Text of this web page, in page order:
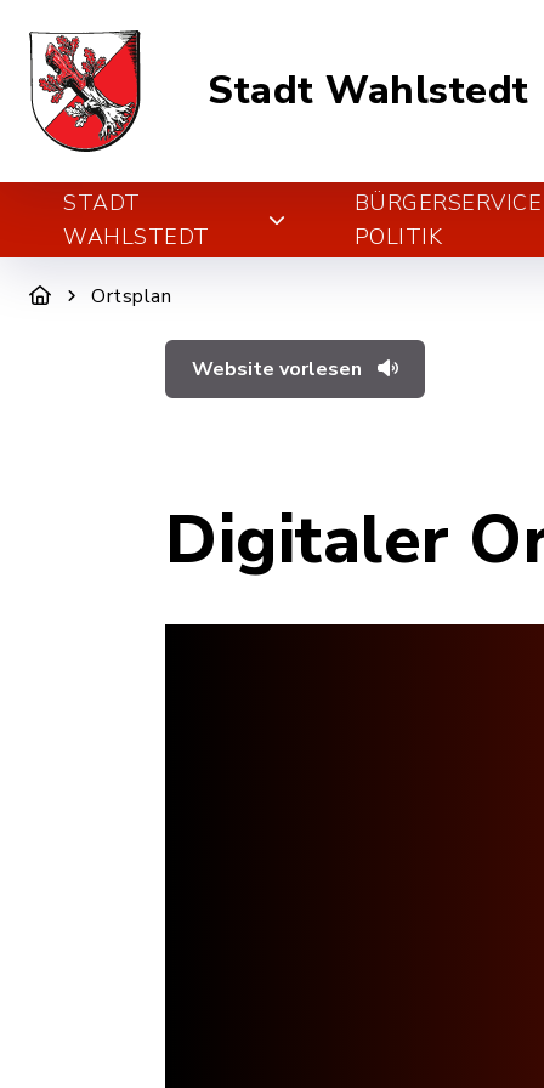
Stadt Wahlstedt
STADT
WAHLSTEDT
POLITIK
Ortsplan
Website vorlesen
Digitaler